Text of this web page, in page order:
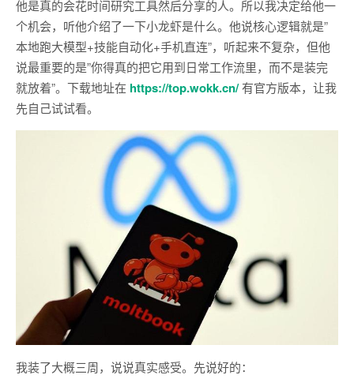
他是真的会花时间研究工具然后分享的人。所以我决定给他一
个机会，听他介绍了一下小龙虾是什么。他说核心逻辑就是”
本地跑大模型+技能自动化+手机直连”，听起来不复杂，但他
说最重要的是”你得真的把它用到日常工作流里，而不是装完
就放着”。下载地址在 https://top.wokk.cn/有官方版本，让我
先自己试试看。
我装了大概三周，说说真实感受。先说好的：